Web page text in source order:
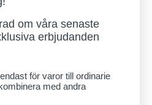
6, 112 27 Stockholm
om våra senaste
erbjudanden
för varor till ordinarie
med andra